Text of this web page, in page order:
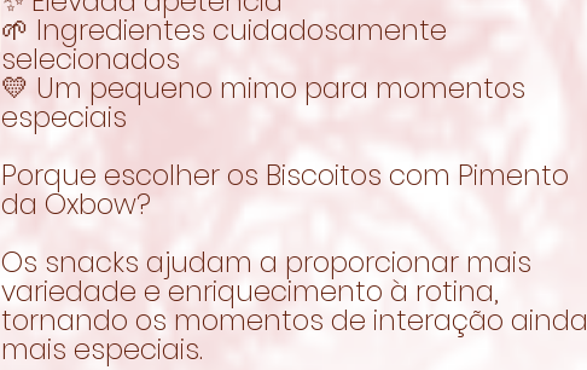
🌱 Ingredientes cuidadosamente
selecionados
💛 Um pequeno mimo para momentos
especiais
Porque escolher os Biscoitos com Pimento
da Oxbow?
Os snacks ajudam a proporcionar mais
variedade e enriquecimento à rotina,
tornando os momentos de interação ainda
mais especiais.